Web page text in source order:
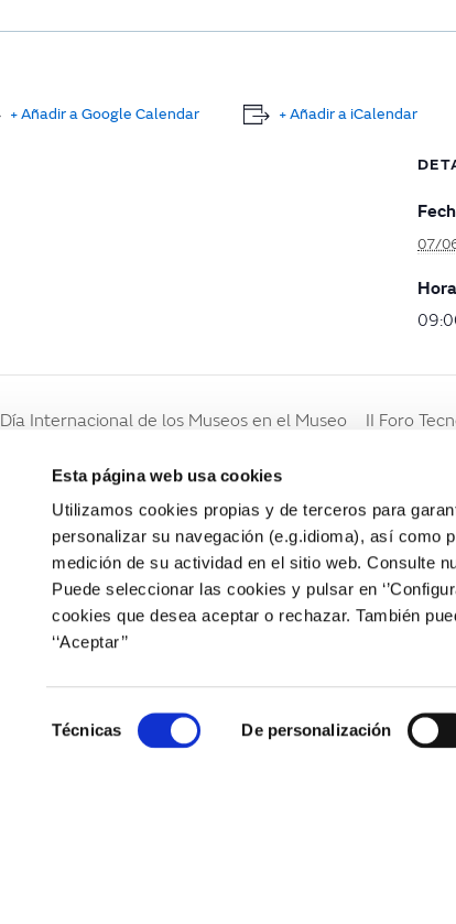
Esta página web usa cookies
Utilizamos cookies propias y de terceros para
personalizar su navegación (e.g.idioma), así como
medición de su actividad en el sitio web. Consulte
Puede seleccionar las cookies y pulsar en
cookies que desea aceptar o rechazar. También
‘‘Aceptar’’
de
Técnicas De personalización
+ Añadir a Google Calendar + Añadir a iCalendar
07/
Día Internacional de los Museos en el Museo
II Foro